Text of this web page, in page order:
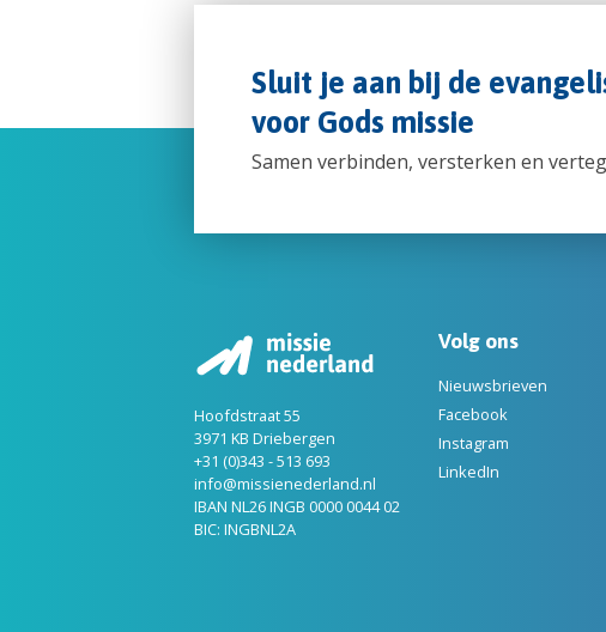
Sluit je aan bij de
voor Gods missie
Samen verbinden, versterken en
Hoofdstraat 55
3971 KB Driebergen
+31 (0)343 - 513 693
info@missienederland.nl
IBAN NL26 INGB 0000 0044 02
BIC: INGBNL2A
Volg ons
Nieuwsbrieven
Facebook
Instagram
LinkedIn